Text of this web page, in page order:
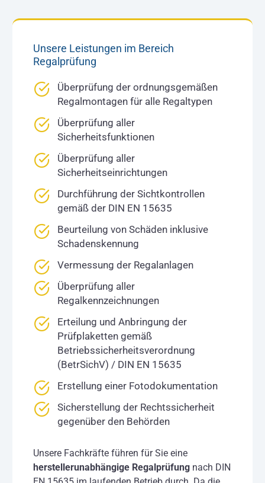
Unsere Leistungen im Bereich
Regalprüfung
Überprüfung der ordnungsgemäßen
Regalmontagen für alle Regaltypen
Überprüfung aller
Sicherheitsfunktionen
Überprüfung aller
Sicherheitseinrichtungen
Durchführung der Sichtkontrollen
gemäß der DIN EN 15635
Beurteilung von Schäden inklusive
Schadenskennung
Vermessung der Regalanlagen
Überprüfung aller
Regalkennzeichnungen
Erteilung und Anbringung der
Prüfplaketten gemäß
Betriebssicherheitsverordnung
(BetrSichV) / DIN EN 15635
Erstellung einer Fotodokumentation
Sicherstellung der Rechtssicherheit
gegenüber den Behörden
Unsere Fachkräfte führen für Sie eine
herstellerunabhängige Regalprüfungnach DIN